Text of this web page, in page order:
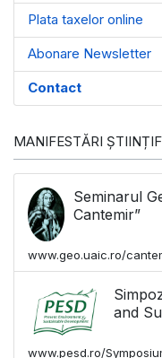
Plata taxelor online
Abonare Newsletter
Contact
MANIFESTĂRI
Seminarul
Cantemir”
www.geo.uaic.ro/
and
www.pesd.ro/